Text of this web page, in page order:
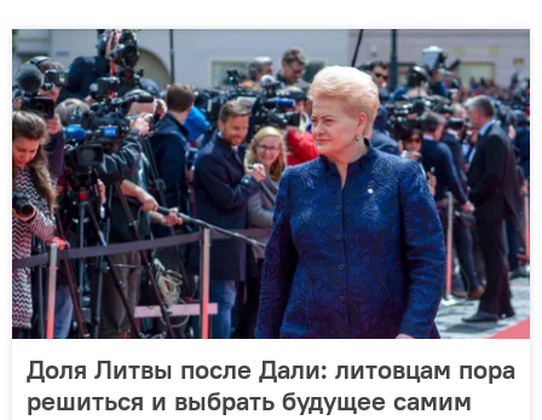
Доля Литвы после Дали: литовцам пора
решиться и выбрать будущее самим